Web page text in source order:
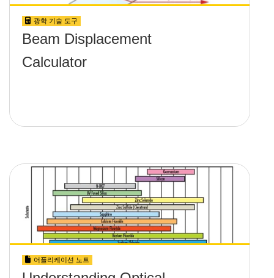
광학 기술 도구
Beam Displacement
Calculator
어플리케이션 노트